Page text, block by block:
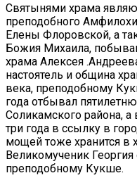
Святынями храма
преподобного
Елены Флоровской, а
Божия Михаила,
храма Алексея
настоятель и община
века, преподобному
года отбывал
Соликамского района,
три года в ссылку в
мощей тоже хранится в
Великомученик
преподобному Кукше.